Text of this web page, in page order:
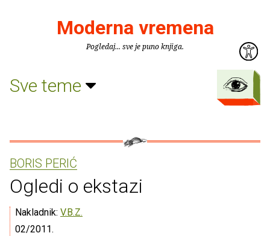
Moderna vremena
Pogledaj... sve je puno knjiga.
Sve teme
BORIS PERIĆ
Ogledi o ekstazi
Nakladnik: V.B.Z.
02/2011.